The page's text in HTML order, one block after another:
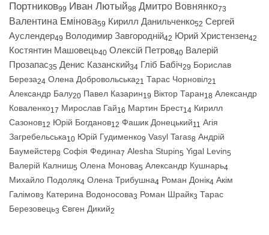
Портников99 Иван Лютый98 Дмитро Вовнянко73
Валентина Емінова59 Кирилл Данильченко52 Сергей
Ауслендер49 Володимир Завгородній42 Юрий Христензен42
Костянтин Машовець40 Олексій Петров40 Валерій
Прозапас35 Денис Казанский34 Гліб Бабіч29 Борислав
Береза24 Олена Добровольська21 Тарас Чорновіл21
Александр Балу20 Павел Казарин19 Віктор Таран18 Александр
Коваленко17 Мирослав Гай16 Мартин Брест14 Кирилл
Сазонов12 Юрій Богданов12 Фашик Донецький11 Агія
Загребельська10 Юрій Гудименко9 Vasyl Taras8 Андрій
Баумейстер8 Софія Федина7 Alesha Stupin5 Yigal Levin5
Валерій Калниш5 Олена Монова5 Александр Кушнарь4
Михайло Подоляк4 Олена Трибушна4 Роман Донік4 Акім
Галімов3 Катерина Водоносова3 Роман Шрайк3 Тарас
Березовець3 Євген Дикий2